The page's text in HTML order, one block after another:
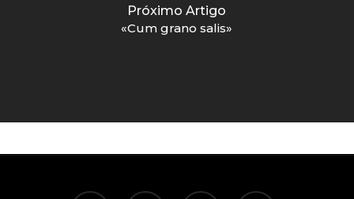
Próximo Artigo
«Cum grano salis»